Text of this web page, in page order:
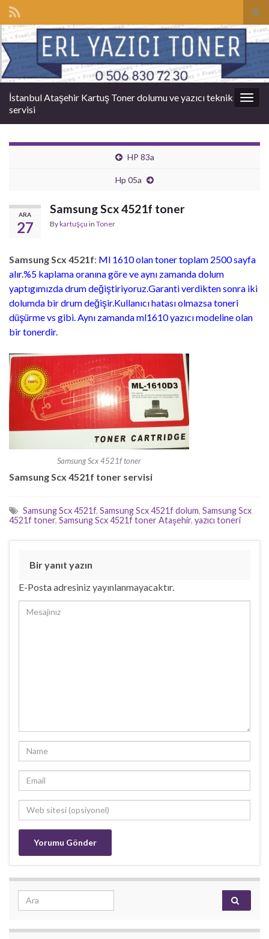
Search for:
İstanbul Ataşehir Kartuş Toner dolumu ve yazıcı teknik
servisi
HP 83a
Hp 05a
ARA
27
Samsung Scx 4521f toner
Bykartuşçu in Toner
Samsung Scx 4521f: Ml 1610 olan toner toplam 2500 sayfa
alır.%5 kaplama oranına göre ve aynı zamanda dolum
yaptıgımızda drum değiştiriyoruz.Garanti verdikten sonra iki
dolumda bir drum değişir.Kullanıcı hatası olmazsa toneri
düşürme vs gibi. Aynı zamanda ml1610 yazıcı modeline olan
bir tonerdir.
Samsung Scx 4521f toner
Samsung Scx 4521f toner servisi
Samsung Scx 4521f, Samsung Scx 4521f dolum, Samsung Scx
4521f toner, Samsung Scx 4521f toner Ataşehir, yazıcı toneri
Bir yanıt yazın
E-Posta adresiniz yayınlanmayacaktır.
Search for: